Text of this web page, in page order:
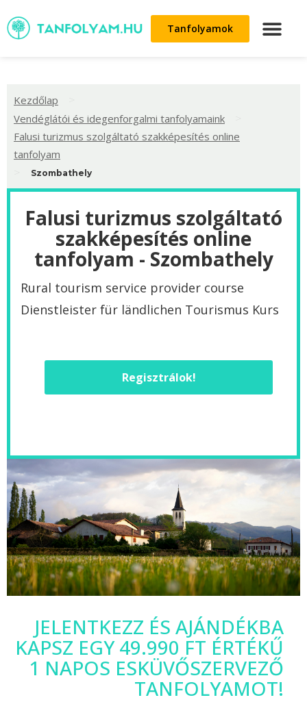
Tanfolyamok
Kezdőlap
Vendéglátói és idegenforgalmi tanfolyamaink
Falusi turizmus szolgáltató szakképesítés online
tanfolyam
Szombathely
Falusi turizmus szolgáltató
szakképesítés online
tanfolyam - Szombathely
Rural tourism service provider course
Dienstleister für ländlichen Tourismus Kurs
Regisztrálok!
JELENTKEZZ ÉS AJÁNDÉKBA
KAPSZ EGY 49.990 FT ÉRTÉKŰ
1 NAPOS ESKÜVŐSZERVEZŐ
TANFOLYAMOT!